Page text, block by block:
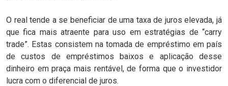
O real tende a se beneficiar de uma taxa de juros elevada, já
que fica mais atraente para uso em estratégias de “carry
trade”. Estas consistem na tomada de empréstimo em país
de custos de empréstimos baixos e aplicação desse
dinheiro em praça mais rentável, de forma que o investidor
lucra com o diferencial de juros.